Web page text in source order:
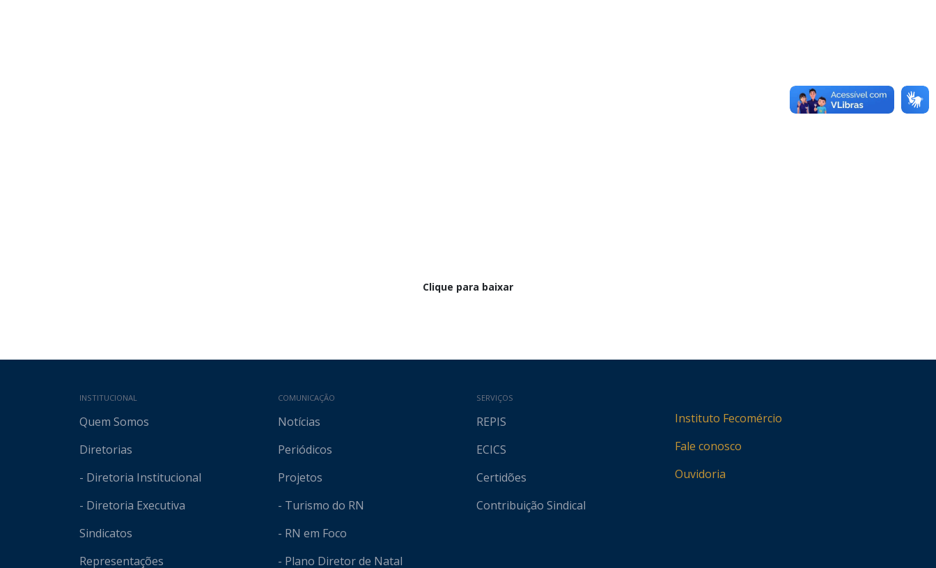
Clique para baixar
Mapa do site
INSTITUCIONAL
Quem Somos
Diretorias
- Diretoria Institucional
- Diretoria Executiva
Sindicatos
Representações
COMUNICAÇÃO
Notícias
Periódicos
Projetos
- Turismo do RN
- RN em Foco
- Plano Diretor de Natal
SERVIÇOS
REPIS
ECICS
Certidões
Contribuição Sindical
Instituto Fecomércio
Fale conosco
Ouvidoria